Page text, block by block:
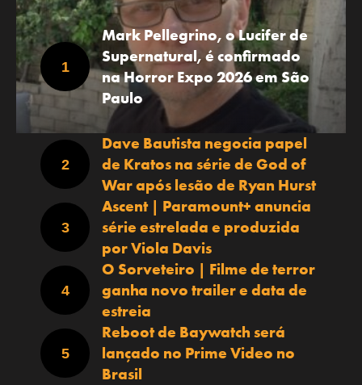
Mark Pellegrino, o Lucifer de
Supernatural, é confirmado
na Horror Expo 2026 em São
Paulo
Dave Bautista negocia papel
de Kratos na série de God of
War após lesão de Ryan Hurst
Ascent | Paramount+ anuncia
série estrelada e produzida
por Viola Davis
O Sorveteiro | Filme de terror
ganha novo trailer e data de
estreia
Reboot de Baywatch será
lançado no Prime Video no
Brasil